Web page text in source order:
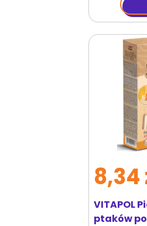
VITAPOL
ptaków
8,34